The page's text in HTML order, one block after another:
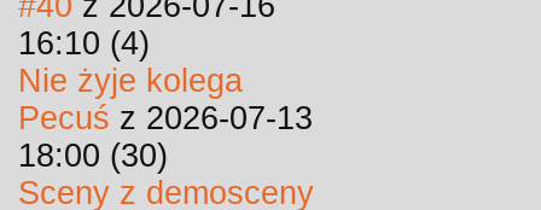
16:10 (4)
Nie żyje kolega
Pecuś z 2026-07-13
18:00 (30)
Sceny z demosceny